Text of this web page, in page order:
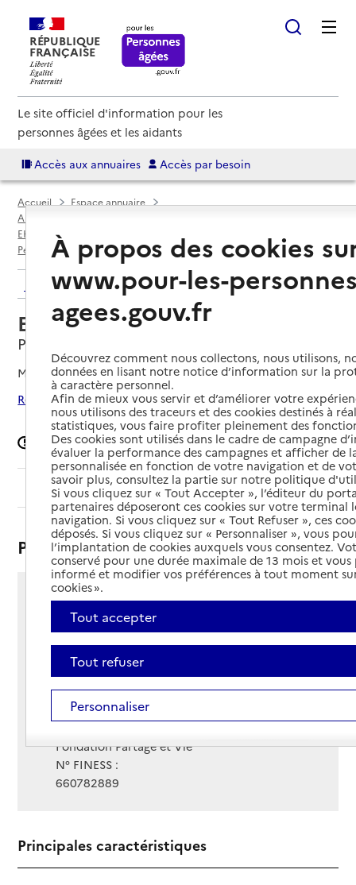
RÉPUBLIQUE
FRANÇAISE
Le site officiel d'information pour les
personnes âgées et les aidants
Accès aux annuaires Accès par besoin
Accueil
Espace annuaire
Annuaire EHPAD et maisons de retraite
EHPAD par département
Perpignan
EHPAD Jean Balat Perpignan
Retour aux résultats de l'annuaire
EHPAD Jean Balat Perpignan
Perpignan, PYRENEES-ORIENTALES
Mis à jour le26/05/2025
Rechercher les établissements autour de Perpignan
Signaler une erreur
Sommaire
Présentation
34 rue Emmanuel Chabrier
66000 - Perpignan
Voir itinéraire
Téléphone :
04 68 52 16 73
Contact
Contact
Site Internet
Site internet
Fondation Partage et Vie
N° FINESS :
660782889
Principales caractéristiques
À propos des cookies
www.pour-les-
agees.gouv.fr
Découvrez comment nous collectons, nous utilisons,
données en lisant notre notice d’information sur la
à caractère personnel.
Afin de mieux vous servir et d’améliorer votre
nous utilisons des traceurs et des cookies destinés à
statistiques, vous faire profiter pleinement des
Des cookies sont utilisés dans le cadre de campagne
évaluer la performance des campagnes et afficher de
personnalisée en fonction de votre navigation et de
savoir plus, consultez la partie sur notre politique
Si vous cliquez sur « Tout Accepter », l’éditeur du
partenaires déposeront ces cookies sur votre terminal
navigation. Si vous cliquez sur « Tout Refuser », ces
déposés. Si vous cliquez sur « Personnaliser », vous
l’implantation de cookies auxquels vous consentez.
conservé pour une durée maximale de 13 mois et
informé et modifier vos préférences à tout moment
cookies ».
Tout accepter
Tout refuser
Personnaliser